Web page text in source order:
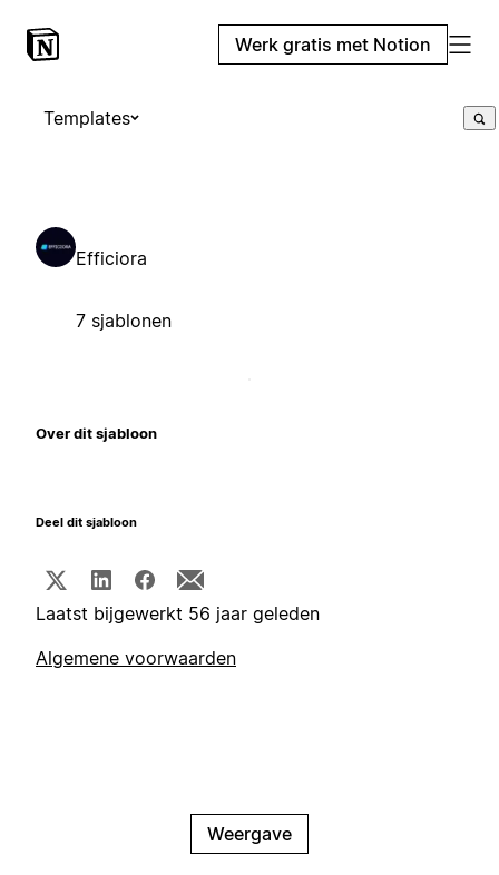
Werk gratis met Notion
Templates
Efficiora
7 sjablonen
Over dit sjabloon
Deel dit sjabloon
Laatst bijgewerkt 56 jaar geleden
Algemene voorwaarden
Weergave